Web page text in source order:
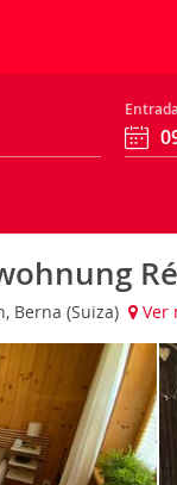
Entrada
Berna (Suiza) Ver